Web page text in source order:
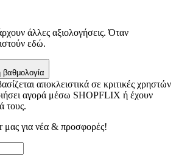
τεχνολογία όπως cookies
την προβολή εξατομικευμένων
τις μετρήσεις σχετικά με
την καλύτερη εικόνα του κοινού
προϊόντων. Επίσης, κοινοποιούμε
με την από μέρους σας χρήση της
συνεργάτες μέσων κοινωνικής
και ανάλυσης.
άλλες αξιολογήσεις. Όταν
εδώ.
βαθμολογία
αποκλειστικά σε κριτικές χρηστών
αγορά μέσω SHOPFLIX ή έχουν
τους.
για νέα & προσφορές!